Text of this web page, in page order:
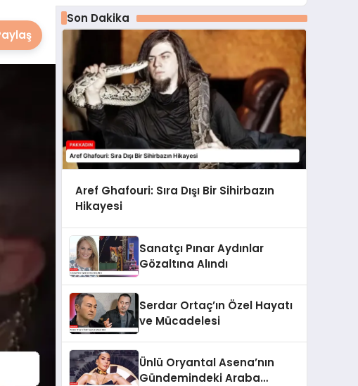
Son Dakika
Aref Ghafouri: Sıra Dışı Bir Sihirbazın
Hikayesi
Sanatçı Pınar Aydınlar
Gözaltına Alındı
Serdar Ortaç’ın Özel Hayatı
ve Mücadelesi
Ünlü Oryantal Asena’nın
Gündemindeki Araba